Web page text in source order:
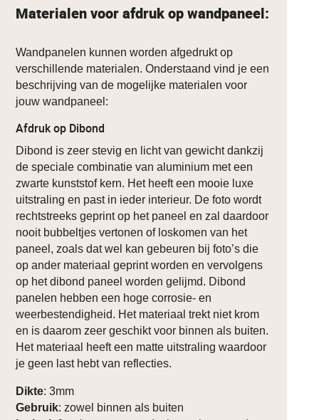
Materialen voor afdruk op wandpaneel:
Wandpanelen kunnen worden afgedrukt op
verschillende materialen. Onderstaand vind je een
beschrijving van de mogelijke materialen voor
jouw wandpaneel:
Afdruk op Dibond
Dibond is zeer stevig en licht van gewicht dankzij
de speciale combinatie van aluminium met een
zwarte kunststof kern. Het heeft een mooie luxe
uitstraling en past in ieder interieur. De foto wordt
rechtstreeks geprint op het paneel en zal daardoor
nooit bubbeltjes vertonen of loskomen van het
paneel, zoals dat wel kan gebeuren bij foto’s die
op ander materiaal geprint worden en vervolgens
op het dibond paneel worden gelijmd. Dibond
panelen hebben een hoge corrosie- en
weerbestendigheid. Het materiaal trekt niet krom
en is daarom zeer geschikt voor binnen als buiten.
Het materiaal heeft een matte uitstraling waardoor
je geen last hebt van reflecties.
Dikte: 3mm
Gebruik: zowel binnen als buiten